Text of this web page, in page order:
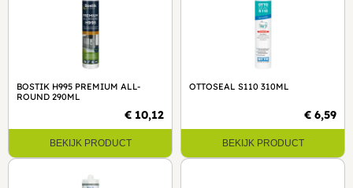
BOSTIK H995 PREMIUM ALL-
ROUND 290ML
€ 10,12
BEKIJK PRODUCT
OTTOSEAL S110 310ML
€ 6,59
BEKIJK PRODUCT